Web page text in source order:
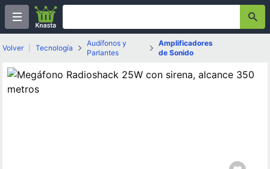
Volver Tecnología
Audífonos y
Parlantes
Amplificadores
de Sonido